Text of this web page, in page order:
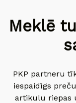
Meklē
PKP partneru
iespaidīgs
artikulu riepas